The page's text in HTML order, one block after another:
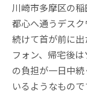
川崎市多摩区の
都心へ通うデス
続けて首が前に
フォン、帰宅後
の負担が一日中
いるようなもの